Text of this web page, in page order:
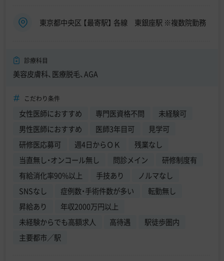
東京都中央区 【最寄駅】 各線 東銀座駅 ※複数院勤務
診療科目
美容皮膚科、医療脱毛、AGA
こだわり条件
女性医師におすすめ 専門医資格不問
未経験可
男性医師におすすめ
医師3年目可
見学可
研修医応募可
週4日からＯＫ
残業なし
当直無し・オンコール無し
問診メイン
研修制度有
有給消化率90%以上
手技あり
ノルマなし
SNSなし
症例数・手術件数が多い
転勤無し
昇給あり
年収2000万円以上
未経験からでも高額求人
高待遇
駅徒歩圏内
主要都市／駅